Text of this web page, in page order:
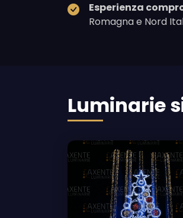
Esperienza
Romagna e Nord
Luminarie